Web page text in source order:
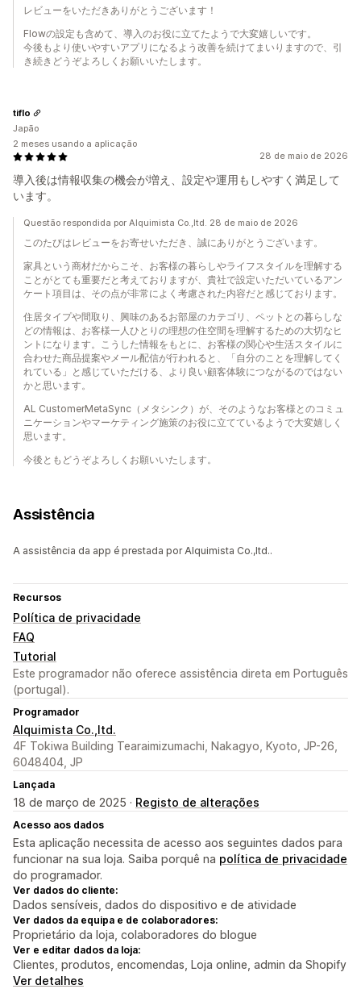
レビューをいただきありがとうございます！
Flowの設定も含めて、導入のお役に立てたようで大変嬉しいです。
今後もより使いやすいアプリになるよう改善を続けてまいりますので、引
き続きどうぞよろしくお願いいたします。
28 de maio de 2026
導入後は情報収集の機会が増え、設定や運用もしやすく満足して
います。
tiflo
Japão
2 meses usando a aplicação
Questão respondida por Alquimista Co.,ltd. 28 de maio de 2026
このたびはレビューをお寄せいただき、誠にありがとうございます。
家具という商材だからこそ、お客様の暮らしやライフスタイルを理解する
ことがとても重要だと考えておりますが、貴社で設定いただいているアン
ケート項目は、その点が非常によく考慮された内容だと感じております。
住居タイプや間取り、興味のあるお部屋のカテゴリ、ペットとの暮らしな
どの情報は、お客様一人ひとりの理想の住空間を理解するための大切なヒ
ントになります。こうした情報をもとに、お客様の関心や生活スタイルに
合わせた商品提案やメール配信が行われると、「自分のことを理解してく
れている」と感じていただける、より良い顧客体験につながるのではない
かと思います。
AL CustomerMetaSync（メタシンク）が、そのようなお客様とのコミュ
ニケーションやマーケティング施策のお役に立てているようで大変嬉しく
思います。
今後ともどうぞよろしくお願いいたします。
Assistência
A assistência da app é prestada por Alquimista Co.,ltd..
Recursos
Política de privacidade
FAQ
Tutorial
Este programador não oferece assistência direta em Português
(portugal).
Programador
Alquimista Co.,ltd.
4F Tokiwa Building Tearaimizumachi, Nakagyo, Kyoto, JP-26,
6048404, JP
Lançada
18 de março de 2025 · Registo de alterações
Acesso aos dados
Esta aplicação necessita de acesso aos seguintes dados para
funcionar na sua loja. Saiba porquê na política de privacidade
do programador.
Ver dados do cliente:
Dados sensíveis, dados do dispositivo e de atividade
Ver dados da equipa e de colaboradores:
Proprietário da loja, colaboradores do blogue
Ver e editar dados da loja:
Clientes, produtos, encomendas, Loja online, admin da Shopify
Ver detalhes